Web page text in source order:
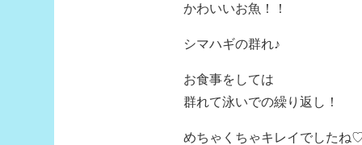
かわいいお魚！！
シマハギの群れ♪
お食事をしては
群れて泳いでの繰り返し！
めちゃくちゃキレイでしたね